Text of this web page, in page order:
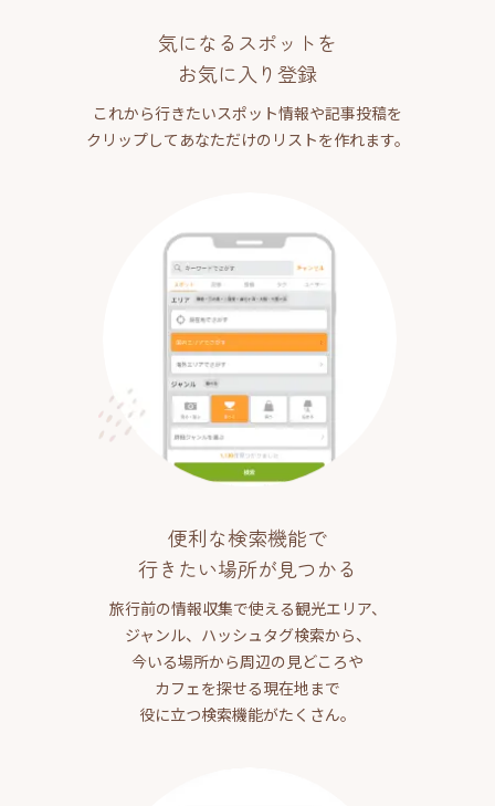
気になるスポットを
お気に入り登録
これから行きたいスポット情報や記事投稿を
クリップしてあなただけのリストを作れます。
便利な検索機能で
行きたい場所が見つかる
旅行前の情報収集で使える観光エリア、
ジャンル、ハッシュタグ検索から、
今いる場所から周辺の見どころや
カフェを探せる現在地まで
役に立つ検索機能がたくさん。